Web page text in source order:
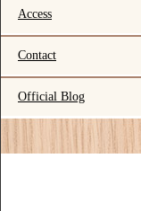
Access
Contact
Official Blog